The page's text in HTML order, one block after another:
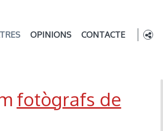
OPINIONS CONTACTE
fotògrafs de